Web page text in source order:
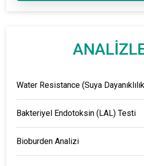
Water Resistance (Suya
Bakteriyel Endotoksin (LAL) Testi
Bioburden Analizi